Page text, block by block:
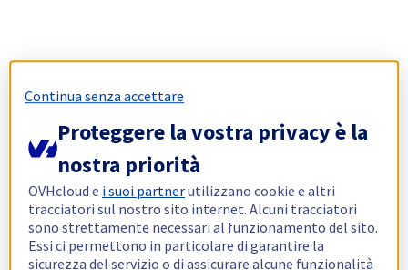
Continua senza accettare
Proteggere la vostra privacy è la
nostra priorità
OVHcloud e i suoi partnerutilizzano cookie e altri
tracciatori sul nostro sito internet. Alcuni tracciatori
sono strettamente necessari al funzionamento del sito.
Essi ci permettono in particolare di garantire la
sicurezza del servizio o di assicurare alcune funzionalità